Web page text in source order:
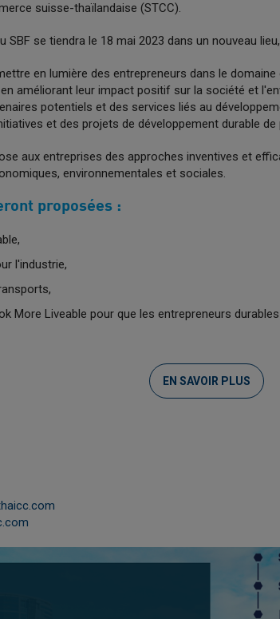
suisse-thaïlandaise (STCC).
SBF se tiendra le 18 mai 2023 dans un nouveau
en lumière des entrepreneurs dans le
améliorant leur impact positif sur la société et
potentiels et des services liés au
et des projets de développement durable de
aux entreprises des approches inventives et
environnementales et sociales.
proposées :
l'industrie,
More Liveable pour que les entrepreneurs
EN SAVOIR PLUS